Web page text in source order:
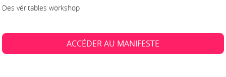
Des véritables workshop
ACCÉDER AU MANIFESTE